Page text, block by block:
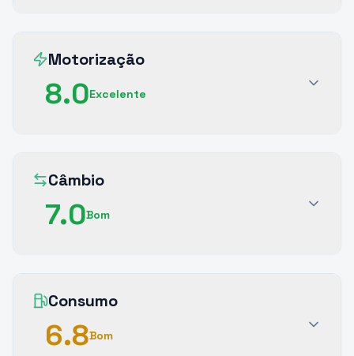
Motorização
8.0Excelente
Câmbio
7.0Bom
Consumo
6.8Bom